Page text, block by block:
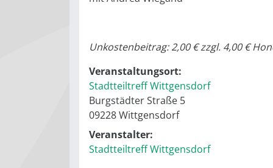
Unkostenbeitrag: 2,00 € zzgl. 4,00 €
Veranstaltungsort:
Stadtteiltreff Wittgensdorf
Burgstädter Straße 5
09228 Wittgensdorf
Veranstalter:
Stadtteiltreff Wittgensdorf